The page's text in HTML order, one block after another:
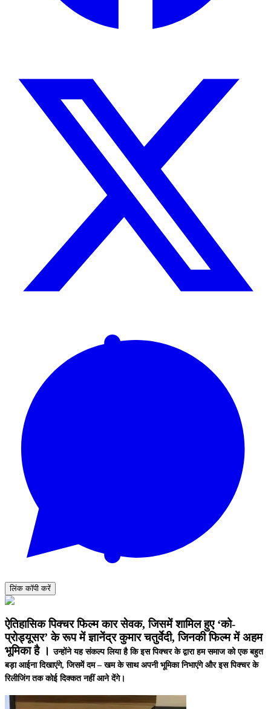
लिंक कॉपी करें
ऐतिहासिक पिक्चर फिल्म कार सेवक, जिसमें शामिल हुए ‘को-
प्रोड्यूसर’ के रूप में ज्ञानेंद्र कुमार चतुर्वेदी, जिनकी फिल्म में अहम
भूमिका है ।उन्होंने यह संकल्प लिया है कि इस पिक्चर के द्वारा हम समाज को एक बहुत
बड़ा आईना दिखाएंगे, जिसमें दम – खम के साथ अपनी भूमिका निभाएंगे और इस पिक्चर के
रिलीजिंग तक कोई दिक्कत नहीं आने देंगे।